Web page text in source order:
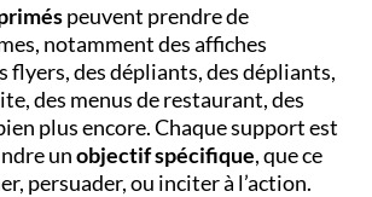
peuvent prendre de
notamment des affiches
flyers, des dépliants, des dépliants,
des menus de restaurant, des
plus encore. Chaque support est
unobjectif spécifique, que ce
persuader, ou inciter à l’action.